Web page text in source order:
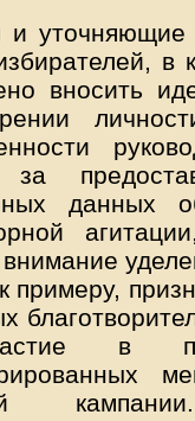
и
вносить
за
данных
примеру,
в